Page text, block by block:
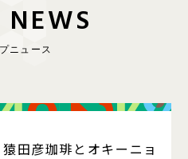
NEWS
ニュース
猿田彦珈琲とオキーニョ